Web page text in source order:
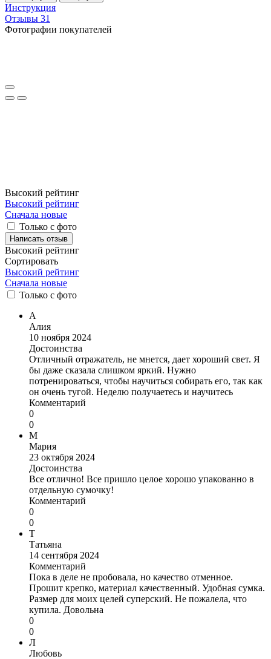
Инструкция
Отзывы 31
Фотографии покупателей
Высокий рейтинг
Высокий рейтинг
Сначала новые
Только с фото
Написать отзыв
Высокий рейтинг
Сортировать
Высокий рейтинг
Сначала новые
Только с фото
А
Алия
10 ноября 2024
Достоинства
Отличный отражатель, не мнется, дает хороший свет. Я
бы даже сказала слишком яркий. Нужно
потренироваться, чтобы научиться собирать его, так как
он очень тугой. Неделю получаетесь и научитесь
Комментарий
0
0
М
Мария
23 октября 2024
Достоинства
Все отлично! Все пришло целое хорошо упакованно в
отдельную сумочку!
Комментарий
0
0
Т
Татьяна
14 сентября 2024
Комментарий
Пока в деле не пробовала, но качество отменное.
Прошит крепко, материал качественный. Удобная сумка.
Размер для моих целей суперский. Не пожалела, что
купила. Довольна
0
0
Л
Любовь